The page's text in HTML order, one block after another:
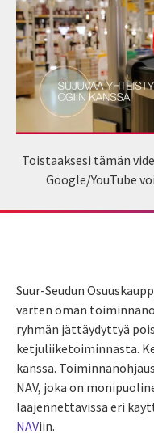
Toistaaksesi tämän
Google/YouTube
Suur-Seudun
varten oman
ryhmän jättäydyttyä
ketjuliiketoiminnasta.
kanssa.
NAV, joka on
laajennettavissa eri
NAViin.